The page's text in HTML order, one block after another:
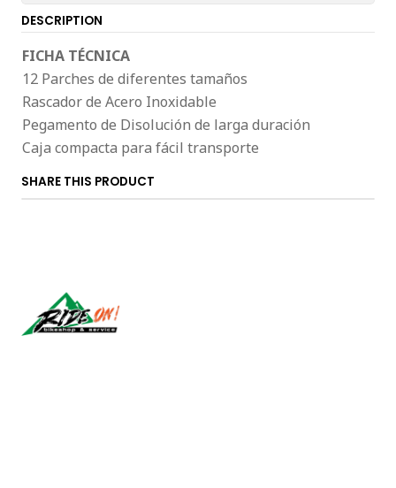
DESCRIPTION
FICHA TÉCNICA
12 Parches de diferentes tamaños
Rascador de Acero Inoxidable
Pegamento de Disolución de larga duración
Caja compacta para fácil transporte
SHARE THIS PRODUCT